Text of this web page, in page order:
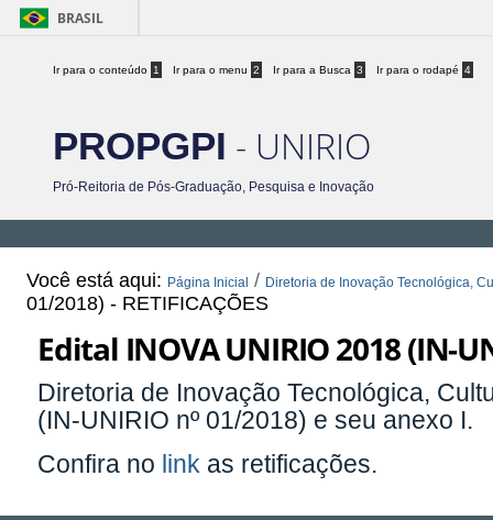
BRASIL
Ir para o conteúdo 1 Ir para o menu 2 Ir para a Busca 3 Ir para o rodapé 4
PROPGPI - UNIRIO
Pró-Reitoria de Pós-Graduação, Pesquisa e Inovação
Você está aqui: Página Inicial / Diretoria de Inovação Tecnológica,
01/2018) - RETIFICAÇÕES
Edital INOVA UNIRIO 2018 (IN-
Diretoria de Inovação Tecnológica,
(IN-UNIRIO nº 01/2018) e seu anexo I.
Confira no link as retificações.